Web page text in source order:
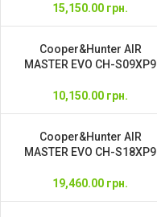
15,150.00 грн.
Cooper&Hunter AIR
MASTER EVO CH-S09XP9
10,150.00 грн.
Cooper&Hunter AIR
MASTER EVO CH-S18XP9
19,460.00 грн.